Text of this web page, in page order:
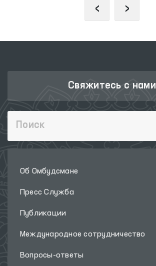
‹ ›
Свяжитесь с нами
Об Омбудсмане
Пресс Служба
Публикации
Международное сотрудничество
Вопросы-ответы